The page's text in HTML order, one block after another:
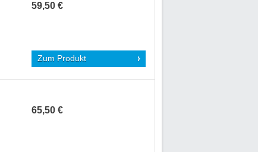
59,50 €
Zum Produkt
65,50 €